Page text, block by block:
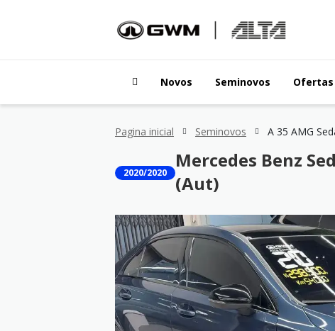
Novos Seminovos Ofertas
Pagina inicial Seminovos
2020/2020
Mercedes Benz
(Aut)